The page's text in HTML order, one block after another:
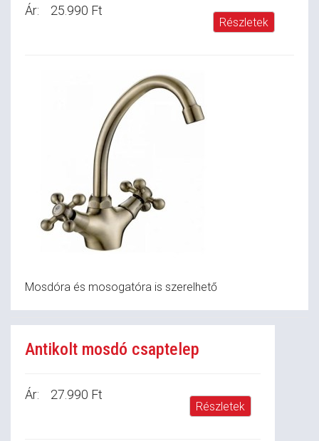
Ár: 25.990 Ft
Részletek
Mosdóra és mosogatóra is szerelhető
Antikolt mosdó csaptelep
Ár: 27.990 Ft
Részletek